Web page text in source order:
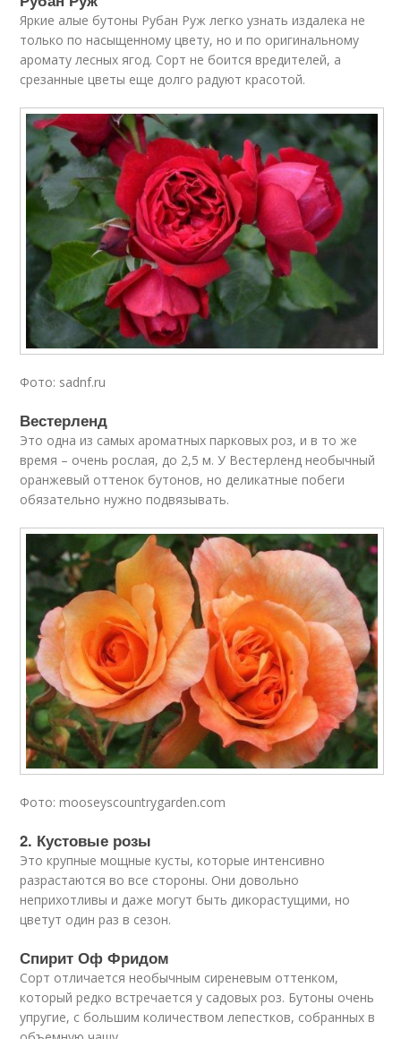
Яркие алые бутоны Рубан Руж легко узнать издалека не
только по насыщенному цвету, но и по оригинальному
аромату лесных ягод. Сорт не боится вредителей, а
срезанные цветы еще долго радуют красотой.
Фото: sadnf.ru
Вестерленд
Это одна из самых ароматных парковых роз, и в то же
время – очень рослая, до 2,5 м. У Вестерленд необычный
оранжевый оттенок бутонов, но деликатные побеги
обязательно нужно подвязывать.
Фото: mooseyscountrygarden.com
2. Кустовые розы
Это крупные мощные кусты, которые интенсивно
разрастаются во все стороны. Они довольно
неприхотливы и даже могут быть дикорастущими, но
цветут один раз в сезон.
Спирит Оф Фридом
Сорт отличается необычным сиреневым оттенком,
который редко встречается у садовых роз. Бутоны очень
упругие, с большим количеством лепестков, собранных в